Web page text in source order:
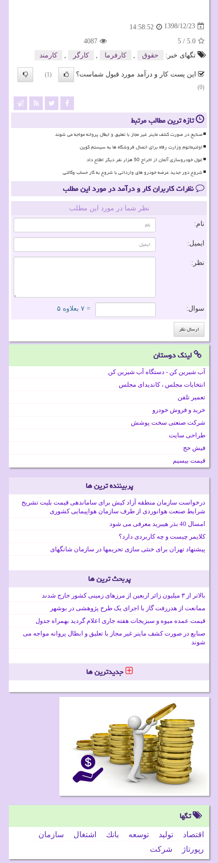
1398/12/23
14:58:52
5.0
/
5
4087
تگهای خبر:
حقوق كارفرما كارگر كارمند
این پست کار و درآمد مورد قبول شماست؟
(1)
(0)
تازه ترین مطالب مرتبط
صنایع در صورت کشف ماینر غیر مجاز با تعلیق و ابطال پروانه مواجه می شوند
اولتیماتوم وزارت رفاه برای اتصال فروشگاه ها به سیستم کوپن
غول خودروسازی آلمان از اخراج 50 هزار نفر دیگر اطلاع داد
شروع دور جدید عرضه خودرو های وارداتی با شروع به کار حساب وکالتی
نظرات کاربران کار و درآمد در مورد این مطلب
نظر شما در مورد این مطلب
نام:
ایمیل:
نظر:
سوال: = ۷ بعلاوه ۵
لینک دوستان
آب شیرین کن - دستگاه آب شیرین کن
انتخابات مجلس ، کاندیدای مجلس
تعمیر تلفن
خرید و فروش خودرو
شرکت صنعتی سخت پوشش
طراحی سایت
فیش حج
قیمت بیسیم
پربیننده ترین ها
درخواست سازمان منطقه آزاد کیش برای ساماندهی قیمت بلیت تشریح
شرایط صنعت هوانوردی از طرف سازمان هواپیمایی کشوری
امسال 40 بذر هیبرید معرفی می شود
کلایمر چیست و چه کاربردی دارد؟
پیشنهاد تهران برای خنثی سازی تحریمها در سازمان شانگهای
پربحث ترین ها
بالاتر از ۳ میلیون زائر اربعین از مرزهای زمینی کشور خارج شدند
ممانعت از هدررفت گاز با اجرای یک طرح پژوهشی در بوشهر
قیمت عمده میوه و سبزیجات هفته جاری اعلام گردید بهمراه جدول
صنایع در صورت کشف ماینر غیر مجاز با تعلیق و ابطال پروانه مواجه می
شوند
جدیدترین ها
تگها
اقتصاد تولید توسعه بانك اشتغال
سازمان
رپورتاژ
شركت